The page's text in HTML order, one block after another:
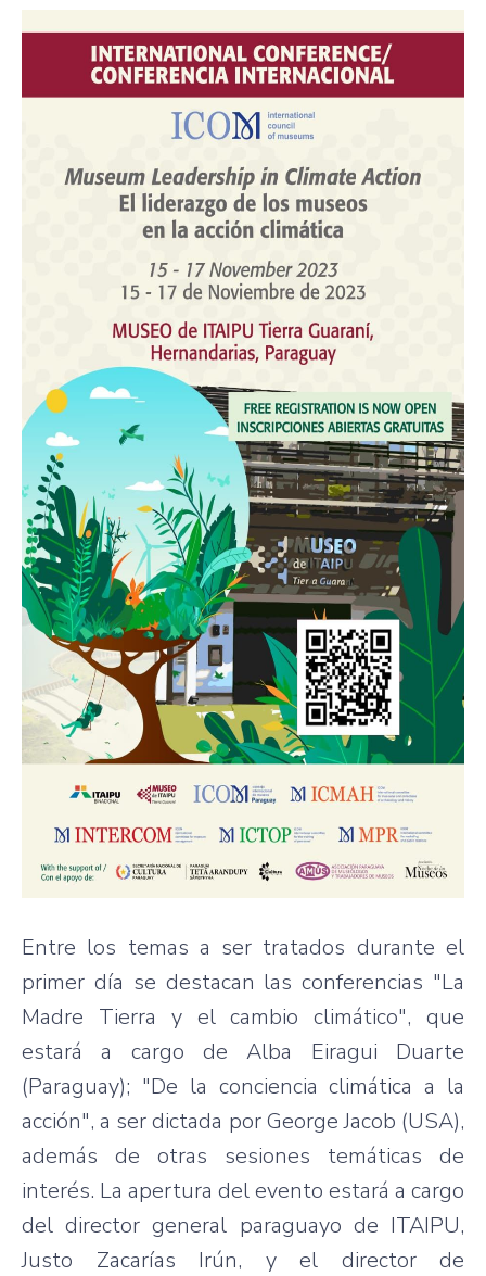
Entre los temas a ser tratados durante el
primer día se destacan las conferencias "La
Madre Tierra y el cambio climático", que
estará a cargo de Alba Eiragui Duarte
(Paraguay); "De la conciencia climática a la
acción", a ser dictada por George Jacob (USA),
además de otras sesiones temáticas de
interés. La apertura del evento estará a cargo
del director general paraguayo de ITAIPU,
Justo Zacarías Irún, y el director de